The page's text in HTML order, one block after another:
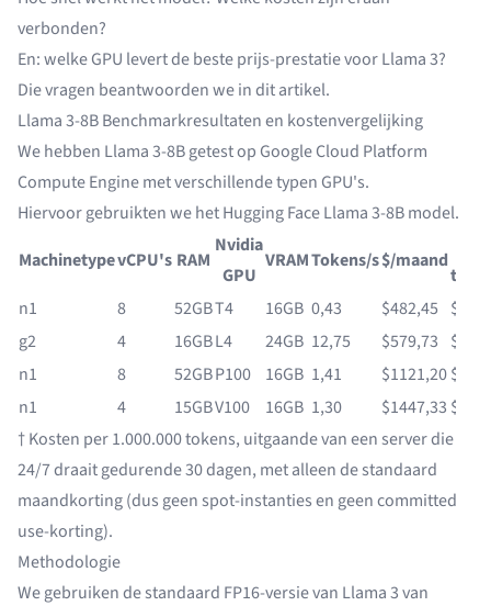
verbonden?
En: welke GPU levert de beste prijs-prestatie voor Llama 3?
Die vragen beantwoorden we in dit artikel.
Llama 3-8B Benchmarkresultaten en kostenvergelijking
We hebben Llama 3-8B getest op Google Cloud Platform
Compute Engine met verschillende typen GPU's.
Hiervoor gebruikten we hetHugging Face Llama 3-8B model.
MachinetypevCPU's RAM
Nvidia
GPU
VRAMTokens/s$/maand
n1
8 52GBT4 16GB 0,43 $482,45
g2
4 16GBL4 24GB 12,75 $579,73
n1
8 52GBP100 16GB 1,41 $1121,20
n1
4 15GBV100 16GB 1,30 $1447,33
† Kosten per 1.000.000 tokens, uitgaande van een server die
24/7 draait gedurende 30 dagen, met alleen de standaard
maandkorting (dus geen spot-instanties en geen committed
use-korting).
Methodologie
We gebruiken de standaard FP16-versie van Llama 3 van